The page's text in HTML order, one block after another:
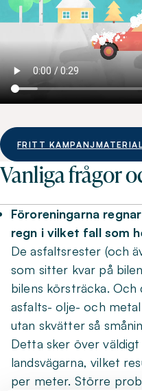
FRITT KAMPANJMATERIAL
Vanliga frågor
Föroreningarna
regn i vilket fall som
De asfaltsrester (och
som sitter kvar på
bilens körsträcka.
asfalts- olje- och
utan skvätter så
Detta sker över
landsvägarna, vilket
per meter. Större